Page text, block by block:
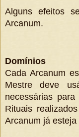
Alguns efeitos
Arcanum.
Domínios
Cada Arcanum
Mestre deve
necessárias
Rituais
Arcanum já esteja